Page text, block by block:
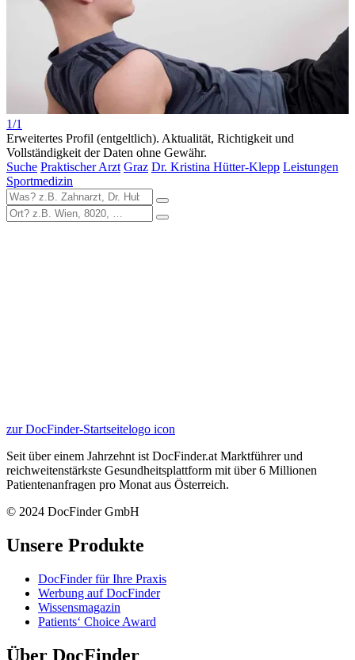
1/1
Erweitertes Profil (entgeltlich). Aktualität, Richtigkeit und
Vollständigkeit der Daten ohne Gewähr.
Suche Praktischer Arzt Graz Dr. Kristina Hütter-Klepp Leistungen
Sportmedizin
zur DocFinder-Startseitelogo icon
Seit über einem Jahrzehnt ist DocFinder.at Marktführer und
reichweitenstärkste Gesundheitsplattform mit über 6 Millionen
Patientenanfragen pro Monat aus Österreich.
© 2024 DocFinder GmbH
Unsere Produkte
DocFinder für Ihre Praxis
Werbung auf DocFinder
Wissensmagazin
Patients‘ Choice Award
Über DocFinder